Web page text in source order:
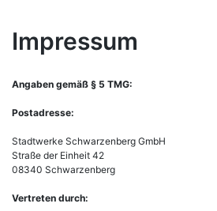
Impressum
Angaben gemäß § 5 TMG:
Postadresse:
Stadtwerke Schwarzenberg GmbH
Straße der Einheit 42
08340 Schwarzenberg
Vertreten durch: